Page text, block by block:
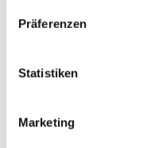
Präferenzen
Statistiken
Marketing